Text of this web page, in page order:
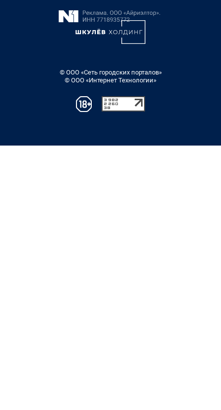
© ООО «Сеть городских порталов»
© ООО «Интернет Технологии»